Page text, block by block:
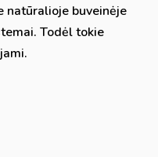
natūralioje buveinėje
Todėl tokie